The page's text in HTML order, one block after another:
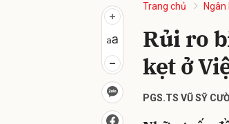
Trang chủ
Rủi ro
kẹt ở
PGS.TS VŨ SỸ